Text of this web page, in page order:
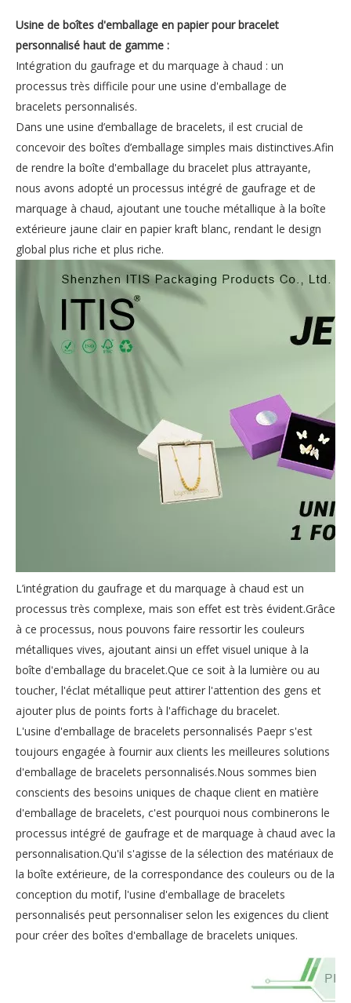
Usine de boîtes d'emballage en papier pour bracelet
personnalisé haut de gamme :
Intégration du gaufrage et du marquage à chaud : un
processus très difficile pour une usine d'emballage de
bracelets personnalisés.
Dans une usine d’emballage de bracelets, il est crucial de
concevoir des boîtes d’emballage simples mais distinctives.Afin
de rendre la boîte d'emballage du bracelet plus attrayante,
nous avons adopté un processus intégré de gaufrage et de
marquage à chaud, ajoutant une touche métallique à la boîte
extérieure jaune clair en papier kraft blanc, rendant le design
global plus riche et plus riche.
L’intégration du gaufrage et du marquage à chaud est un
processus très complexe, mais son effet est très évident.Grâce
à ce processus, nous pouvons faire ressortir les couleurs
métalliques vives, ajoutant ainsi un effet visuel unique à la
boîte d'emballage du bracelet.Que ce soit à la lumière ou au
toucher, l'éclat métallique peut attirer l'attention des gens et
ajouter plus de points forts à l'affichage du bracelet.
L'usine d'emballage de bracelets personnalisés Paepr s'est
toujours engagée à fournir aux clients les meilleures solutions
d'emballage de bracelets personnalisés.Nous sommes bien
conscients des besoins uniques de chaque client en matière
d'emballage de bracelets, c'est pourquoi nous combinerons le
processus intégré de gaufrage et de marquage à chaud avec la
personnalisation.Qu'il s'agisse de la sélection des matériaux de
la boîte extérieure, de la correspondance des couleurs ou de la
conception du motif, l'usine d'emballage de bracelets
personnalisés peut personnaliser selon les exigences du client
pour créer des boîtes d'emballage de bracelets uniques.